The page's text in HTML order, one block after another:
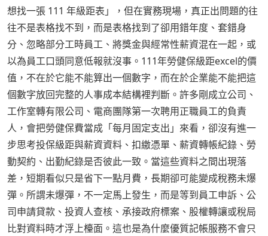
想找一張 111 年級距表」，但在實務現場，真正出問題的往
往不是表格找不到，而是表格找到了卻用錯年度、套錯身
分、忽略部分工時員工、將獎金與經常性薪資混在一起，或
以為員工口頭同意低報就沒事。111年勞健保級距excel的價
值，不在於它能不能算出一個數字，而在於企業能不能把這
個數字放回完整的人事成本結構裡判斷。許多剛成立公司、
工作室轉有限公司、電商團隊第一次聘用正職員工的負責
人，會把勞健保費當成「每月固定支出」來看，卻沒有進一
步思考投保級距與薪資資料、扣繳憑單、薪資轉帳紀錄、勞
動契約、出勤紀錄是否彼此一致。當這些資料之間出現落
差，短期看似只是省下一點月費，長期卻可能變成稅務未爆
彈。所謂未爆彈，不一定馬上發生，而是等到員工申訴、公
司申請貸款、投資人查核、承接政府標案、股權轉讓或稅局
比對資料時才浮上檯面。這也是為什麼優質記帳服務不會只